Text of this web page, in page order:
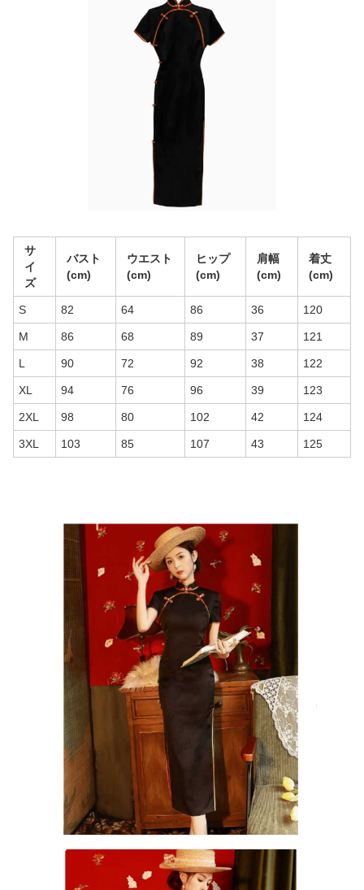
サ
イ
ズ
バスト
(cm)
ウエスト
(cm)
ヒップ
(cm)
肩幅
(cm)
着丈
(cm)
S 82 64 86 36 120
M 86 68 89 37 121
L 90 72 92 38 122
XL 94 76 96 39 123
2XL 98 80 102 42 124
3XL 103 85 107 43 125